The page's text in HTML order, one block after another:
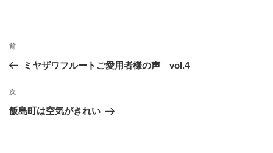
投
ビ
ゲ
過
去
投
稿
前
ミヤザワフルートご愛用者様の声 vol.4
次
の
次
飯島町は空気がきれい